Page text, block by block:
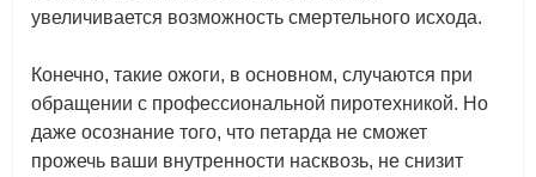
увеличивается возможность смертельного исхода.
Конечно, такие ожоги, в основном, случаются при
обращении с профессиональной пиротехникой. Но
даже осознание того, что петарда не сможет
прожечь ваши внутренности насквозь, не снизит